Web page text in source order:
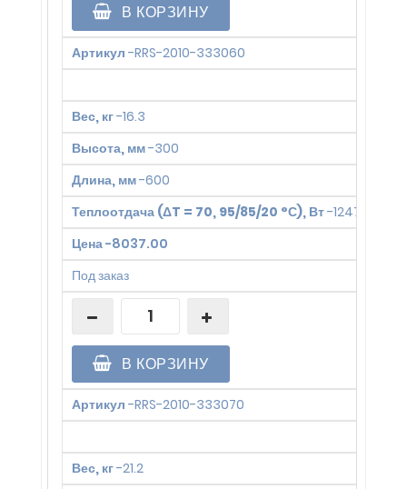
В КОРЗИНУ
Артикул -RRS-2010-333060
Вес, кг-16.3
Высота, мм-300
Длина, мм-600
Теплоотдача (ΔT = 70, 95/85/20 °С), Вт-1247
Цена-8037.00
Под заказ
В КОРЗИНУ
Артикул -RRS-2010-333070
Вес, кг-21.2